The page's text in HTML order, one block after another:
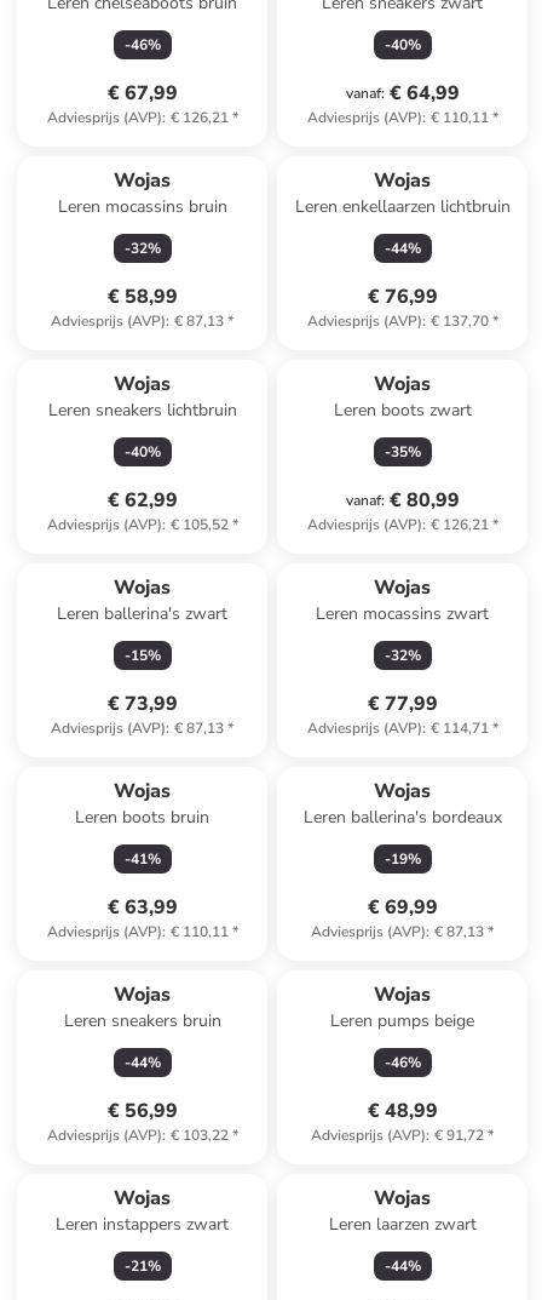
-46%
€ 67,99
Adviesprijs (AVP): € 126,21*
-40%
vanaf: € 64,99
Adviesprijs (AVP): € 110,11*
Wojas
Leren mocassins bruin
-32%
€ 58,99
Adviesprijs (AVP): € 87,13*
Wojas
Leren enkellaarzen lichtbruin
-44%
€ 76,99
Adviesprijs (AVP): € 137,70*
Wojas
Leren sneakers lichtbruin
-40%
€ 62,99
Adviesprijs (AVP): € 105,52*
Wojas
Leren boots zwart
-35%
vanaf: € 80,99
Adviesprijs (AVP): € 126,21*
Wojas
Leren ballerina's zwart
-15%
€ 73,99
Adviesprijs (AVP): € 87,13*
Wojas
Leren mocassins zwart
-32%
€ 77,99
Adviesprijs (AVP): € 114,71*
Wojas
Leren boots bruin
-41%
€ 63,99
Adviesprijs (AVP): € 110,11*
Wojas
Leren ballerina's bordeaux
-19%
€ 69,99
Adviesprijs (AVP): € 87,13*
Wojas
Leren sneakers bruin
-44%
€ 56,99
Adviesprijs (AVP): € 103,22*
Wojas
Leren pumps beige
-46%
€ 48,99
Adviesprijs (AVP): € 91,72*
Wojas
Leren instappers zwart
-21%
Wojas
Leren laarzen zwart
-44%